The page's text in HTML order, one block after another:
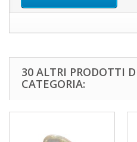
30 ALTRI PRODOTTI
CATEGORIA: